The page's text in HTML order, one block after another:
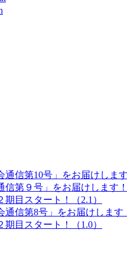
通信第10号」をお届けします
信第９号」をお届けします！
目スタート！（2.1）
通信第8号」をお届けします
目スタート！（1.0）